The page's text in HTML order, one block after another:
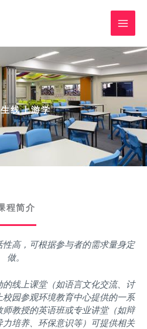
线上游学
程简介
高，可根据参与者的需求量身定
做。
线上课堂（如语言文化交流、讨
园参观环境教育中心提供的一系
教授的英语班或专业讲堂（如辩
培养、环保意识等）可提供相关